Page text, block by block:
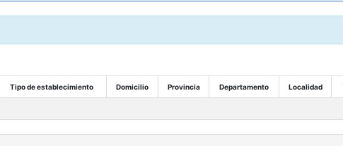
Tipo de establecimiento Domicilio Provincia Departamento Localidad